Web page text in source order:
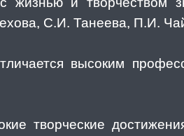
С.И. Танеева, П.И.
высоким
творческие